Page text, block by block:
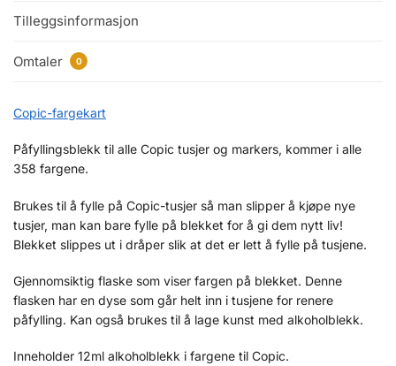
Tilleggsinformasjon
Omtaler 0
Copic-fargekart
Påfyllingsblekk til alle Copic tusjer og markers, kommer i alle
358 fargene.
Brukes til å fylle på Copic-tusjer så man slipper å kjøpe nye
tusjer, man kan bare fylle på blekket for å gi dem nytt liv!
Blekket slippes ut i dråper slik at det er lett å fylle på tusjene.
Gjennomsiktig flaske som viser fargen på blekket. Denne
flasken har en dyse som går helt inn i tusjene for renere
påfylling. Kan også brukes til å lage kunst med alkoholblekk.
Inneholder 12ml alkoholblekk i fargene til Copic.